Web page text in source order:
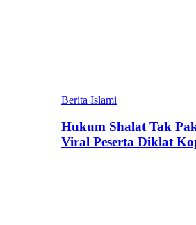
Berita Islami
Hukum Shalat Tak
Viral Peserta Diklat